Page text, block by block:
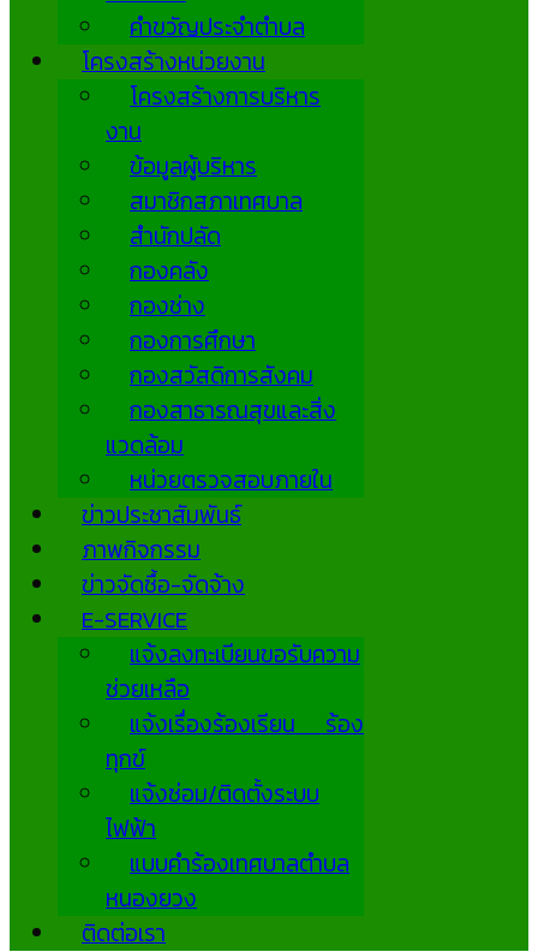
คำขวัญประจำตำบล
โครงสร้างหน่วยงาน
โครงสร้างการบริหาร
งาน
ข้อมูลผู้บริหาร
สมาชิกสภาเทศบาล
สำนักปลัด
กองคลัง
กองช่าง
กองการศึกษา
กองสวัสดิการสังคม
กองสาธารณสุขและสิ่ง
แวดล้อม
หน่วยตรวจสอบภายใน
ข่าวประชาสัมพันธ์
ภาพกิจกรรม
ข่าวจัดซื้อ-จัดจ้าง
E-SERVICE
แจ้งลงทะเบียนขอรับความ
ช่วยเหลือ
แจ้งเรื่องร้องเรียน ร้อง
ทุกข์
แจ้งซ่อม/ติดตั้งระบบ
ไฟฟ้า
แบบคำร้องเทศบาลตำบล
หนองยวง
ติดต่อเรา